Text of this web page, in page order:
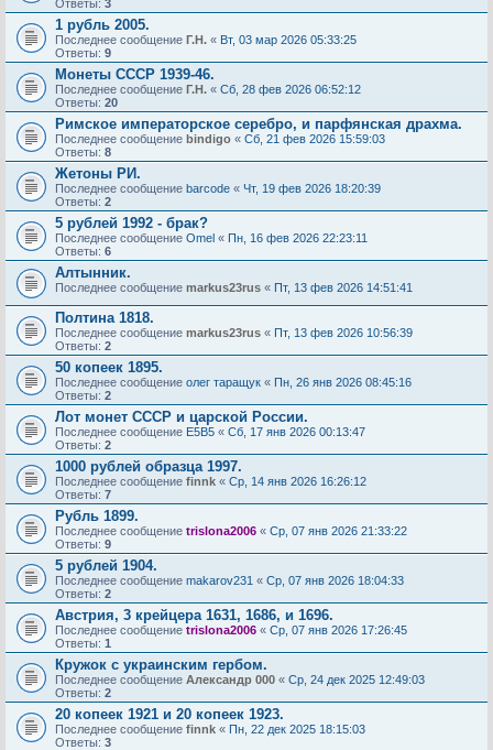
Ответы: 3
1 рубль 2005.
Последнее сообщение Г.Н. « Вт, 03 мар 2026 05:33:25
Ответы: 9
Монеты СССР 1939-46.
Последнее сообщение Г.Н. « Сб, 28 фев 2026 06:52:12
Ответы: 20
Римское императорское серебро, и парфянская драхма.
Последнее сообщение bindigo « Сб, 21 фев 2026 15:59:03
Ответы: 8
Жетоны РИ.
Последнее сообщение barcode « Чт, 19 фев 2026 18:20:39
Ответы: 2
5 рублей 1992 - брак?
Последнее сообщение Omel « Пн, 16 фев 2026 22:23:11
Ответы: 6
Алтынник.
Последнее сообщение markus23rus « Пт, 13 фев 2026 14:51:41
Полтина 1818.
Последнее сообщение markus23rus « Пт, 13 фев 2026 10:56:39
Ответы: 2
50 копеек 1895.
Последнее сообщение олег таращук « Пн, 26 янв 2026 08:45:16
Ответы: 2
Лот монет СССР и царской России.
Последнее сообщение E5B5 « Сб, 17 янв 2026 00:13:47
Ответы: 2
1000 рублей образца 1997.
Последнее сообщение finnk « Ср, 14 янв 2026 16:26:12
Ответы: 7
Рубль 1899.
Последнее сообщение trislona2006 « Ср, 07 янв 2026 21:33:22
Ответы: 9
5 рублей 1904.
Последнее сообщение makarov231 « Ср, 07 янв 2026 18:04:33
Ответы: 2
Австрия, 3 крейцера 1631, 1686, и 1696.
Последнее сообщение trislona2006 « Ср, 07 янв 2026 17:26:45
Ответы: 1
Кружок с украинским гербом.
Последнее сообщение Александр 000 « Ср, 24 дек 2025 12:49:03
Ответы: 2
20 копеек 1921 и 20 копеек 1923.
Последнее сообщение finnk « Пн, 22 дек 2025 18:15:03
Ответы: 3